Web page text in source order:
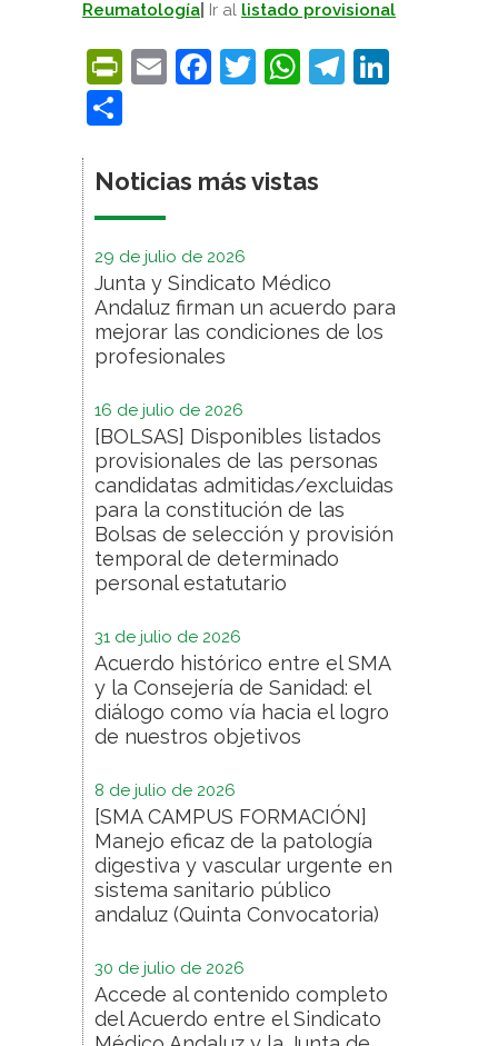
Reumatología Ir al listado provisional
PrintFriendly
EmailFacebook
Twitter
WhatsApp
Noticias más vistas
29 de julio de 2026
Junta y Sindicato Médico
Andaluz firman un acuerdo para
mejorar las condiciones de los
profesionales
16 de julio de 2026
[BOLSAS] Disponibles listados
provisionales de las personas
candidatas admitidas/excluidas
para la constitución de las
Bolsas de selección y provisión
temporal de determinado
personal estatutario
31 de julio de 2026
Acuerdo histórico entre el SMA
y la Consejería de Sanidad: el
diálogo como vía hacia el logro
de nuestros objetivos
8 de julio de 2026
[SMA CAMPUS FORMACIÓN]
Manejo eficaz de la patología
digestiva y vascular urgente en
sistema sanitario público
andaluz (Quinta Convocatoria)
30 de julio de 2026
Accede al contenido completo
del Acuerdo entre el Sindicato